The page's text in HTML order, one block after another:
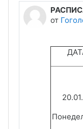
от